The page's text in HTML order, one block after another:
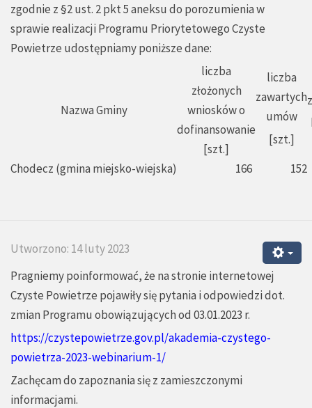
zgodnie z §2 ust. 2 pkt 5 aneksu do porozumienia w
sprawie realizacji Programu Priorytetowego Czyste
Powietrze udostępniamy poniższe dane:
Nazwa Gminy
liczba
złożonych
wniosków o
dofinansowanie
[szt.]
liczba
zawartych
umów
[szt.]
Chodecz (gmina miejsko-wiejska) 166 152
Utworzono: 14 luty 2023
Pragniemy poinformować, że na stronie internetowej
Czyste Powietrze pojawiły się pytania i odpowiedzi dot.
zmian Programu obowiązujących od 03.01.2023 r.
https://czystepowietrze.gov.pl/akademia-czystego-
powietrza-2023-webinarium-1/
Zachęcam do zapoznania się z zamieszczonymi
informacjami.